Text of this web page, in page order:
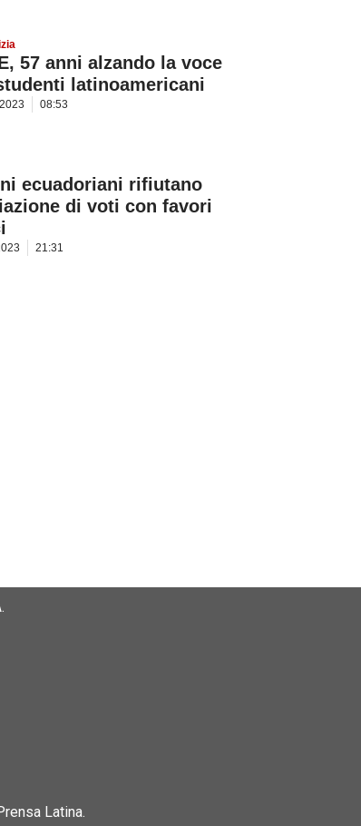
57 anni alzando la voce
latinoamericani
08:53
ecuadoriani rifiutano
di voti con favori
21:31
Latina.